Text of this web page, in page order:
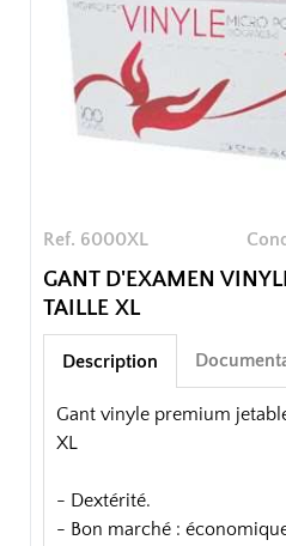
Ref. 6000XL
GANT D'EXAMEN
TAILLE XL
Description
Gant vinyle premium
XL
- Dextérité.
- Bon marché :